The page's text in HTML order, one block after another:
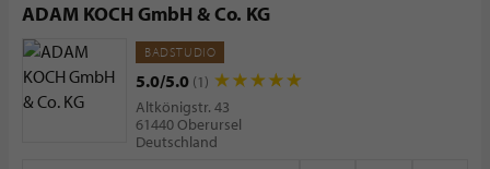
ADAM KOCH GmbH & Co. KG
BADSTUDIO
5.0/5.0 (1)
Altkönigstr. 43
61440 Oberursel
Deutschland